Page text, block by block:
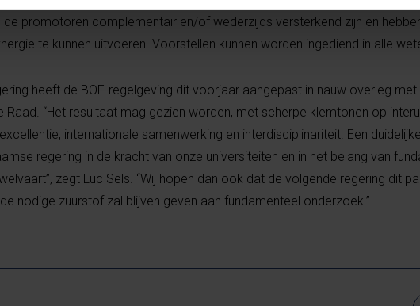
de promotoren complementair en/of wederzijds versterkend zijn en
te kunnen uitvoeren. Voorstellen kunnen worden ingediend in alle
heeft de BOF-regelgeving dit voorjaar aangepast in nauw overleg
Raad. “Het resultaat mag gezien worden, met scherpe klemtonen op
internationale samenwerking en interdisciplinariteit. Een
regering in de kracht van onze universiteiten en in het belang van
zegt Luc Sels. “Wij hopen dan ook dat de volgende regering dit
nodige zuurstof zal blijven geven aan fundamenteel onderzoek.”